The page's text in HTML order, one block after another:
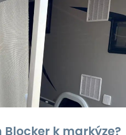
Blocker k markýze?